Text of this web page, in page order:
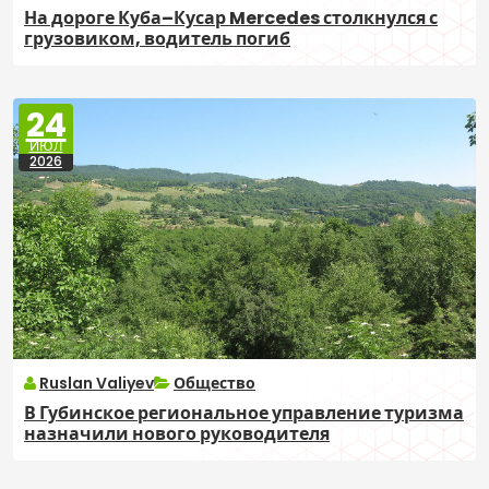
На дороге Куба–Кусар Mercedes столкнулся с
грузовиком, водитель погиб
24
ИЮЛ
2026
Ruslan Valiyev Общество
В Губинское региональное управление туризма
назначили нового руководителя